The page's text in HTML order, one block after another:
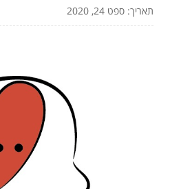
תאריך: ספט 24, 2020